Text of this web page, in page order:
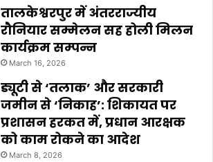
तालकेश्वरपुर में अंतरराज्यीय
रौनियार सम्मेलन सह होली मिलन
कार्यक्रम सम्पन्न
March 16, 2026
ड्यूटी से ‘तलाक’ और सरकारी
जमीन से ‘निकाह’: शिकायत पर
प्रशासन हरकत में, प्रधान आरक्षक
को काम रोकने का आदेश
March 8, 2026